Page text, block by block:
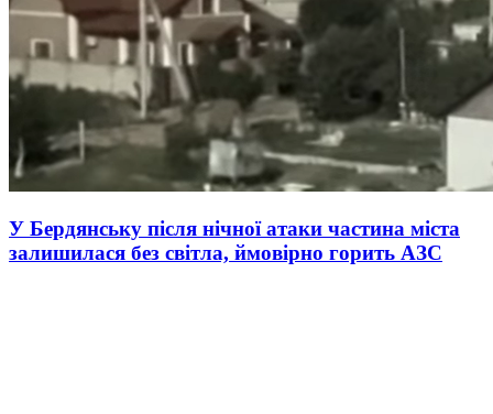
У Бердянську після нічної атаки частина міста
залишилася без світла, ймовірно горить АЗС